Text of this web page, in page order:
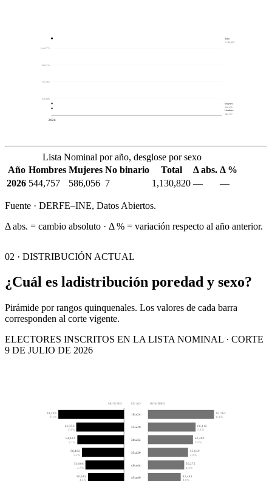
626,806
767,461
908,116
1,048,771
2026
Total
1,130,820
Mujeres
586,056
Hombres
544,757
Lista Nominal por año, desglose por sexo
Año Hombres Mujeres No binario Total Δ abs. Δ %
2026 544,757 586,056 7 1,130,820 — —
Fuente · DERFE–INE, Datos Abiertos.
Δ abs. = cambio absoluto · Δ % = variación respecto al año anterior.
02 · DISTRIBUCIÓN ACTUAL
¿Cuál es ladistribución poredad y sexo?
Pirámide por rangos quinquenales. Los valores de cada barra
corresponden al corte vigente.
ELECTORES INSCRITOS EN LA LISTA NOMINAL · CORTE
9 DE JULIO DE 2026
MUJERES EDAD HOMBRES
91,230
8.1%
91,763
8.1%
18 a 24
66,353
5.9%
66,112
5.8%
25 a 29
64,833
5.7%
62,483
5.5%
30 a 34
58,402
5.2%
55,649
4.9%
35 a 39
53,606
4.7%
50,272
4.4%
40 a 44
50,045
4.4%
45,448
4.0%
45 a 49